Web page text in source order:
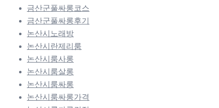
금산군풀싸롱코스
금산군풀싸롱후기
논산시노래방
논산시란제리룸
논산시룸사롱
논산시룸살롱
논산시룸싸롱
논산시룸싸롱가격